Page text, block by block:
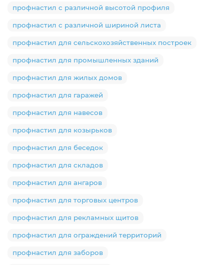
профнастил с различной высотой профиля
профнастил с различной шириной листа
профнастил для сельскохозяйственных построек
профнастил для промышленных зданий
профнастил для жилых домов
профнастил для гаражей
профнастил для навесов
профнастил для козырьков
профнастил для беседок
профнастил для складов
профнастил для ангаров
профнастил для торговых центров
профнастил для рекламных щитов
профнастил для ограждений территорий
профнастил для заборов